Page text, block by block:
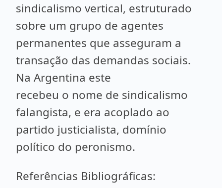
sindicalismo vertical, estruturado
sobre um grupo de agentes
permanentes que asseguram a
transação das demandas sociais.
Na Argentina este
recebeu o nome de sindicalismo
falangista, e era acoplado ao
partido justicialista, domínio
político do peronismo.
Referências Bibliográficas: